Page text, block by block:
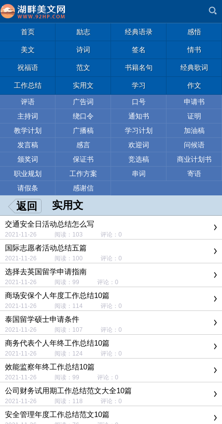
首页 励志 经典语录 感悟
美文 诗词 签名 情书
祝福语 范文 书籍名句 经典歌词
工作总结 实用文 学习 作文
评语 广告词 口号
申请书
主持词
绕口令 通知书
证明
教学计划
广播稿 学习计划
加油稿
发言稿
感言 欢迎词
问候语
颁奖词
保证书 竞选稿
商业计划书
职业规划
工作方案 串词
寄语
请假条
感谢信
返回 实用文
交通安全日活动总结怎么写
2021-11-26 阅读：103 评论：0
国际志愿者活动总结五篇
2021-11-26 阅读：100 评论：0
选择去英国留学申请指南
2021-11-26 阅读：99 评论：0
商场安保个人年度工作总结10篇
2021-11-26 阅读：114 评论：0
泰国留学硕士申请条件
2021-11-26 阅读：107 评论：0
商务代表个人年终工作总结10篇
2021-11-26 阅读：124 评论：0
效能监察年终工作总结10篇
2021-11-26 阅读：99 评论：0
公司财务试用期工作总结范文大全10篇
2021-11-26 阅读：118 评论：0
安全管理年度工作总结范文10篇